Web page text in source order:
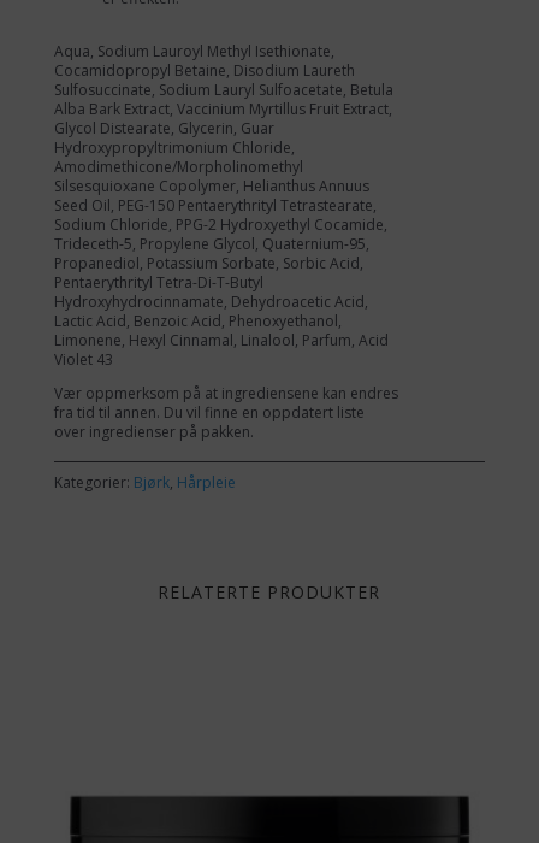
Aqua, Sodium Lauroyl Methyl Isethionate,
Cocamidopropyl Betaine, Disodium Laureth
Sulfosuccinate, Sodium Lauryl Sulfoacetate, Betula
Alba Bark Extract, Vaccinium Myrtillus Fruit Extract,
Glycol Distearate, Glycerin, Guar
Hydroxypropyltrimonium Chloride,
Amodimethicone/Morpholinomethyl
Silsesquioxane Copolymer, Helianthus Annuus
Seed Oil, PEG-150 Pentaerythrityl Tetrastearate,
Sodium Chloride, PPG-2 Hydroxyethyl Cocamide,
Trideceth-5, Propylene Glycol, Quaternium-95,
Propanediol, Potassium Sorbate, Sorbic Acid,
Pentaerythrityl Tetra-Di-T-Butyl
Hydroxyhydrocinnamate, Dehydroacetic Acid,
Lactic Acid, Benzoic Acid, Phenoxyethanol,
Limonene, Hexyl Cinnamal, Linalool, Parfum, Acid
Violet 43
Vær oppmerksom på at ingrediensene kan endres
fra tid til annen. Du vil finne en oppdatert liste
over ingredienser på pakken.
Kategorier: Bjørk, Hårpleie
RELATERTE PRODUKTER